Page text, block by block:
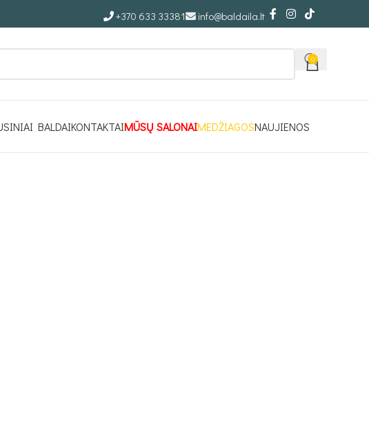
+370 633 33381 info@baldaila.lt
0
BALDAIKONTAKTAIMŪSŲ SALONAIMEDŽIAGOSNAUJIENOS